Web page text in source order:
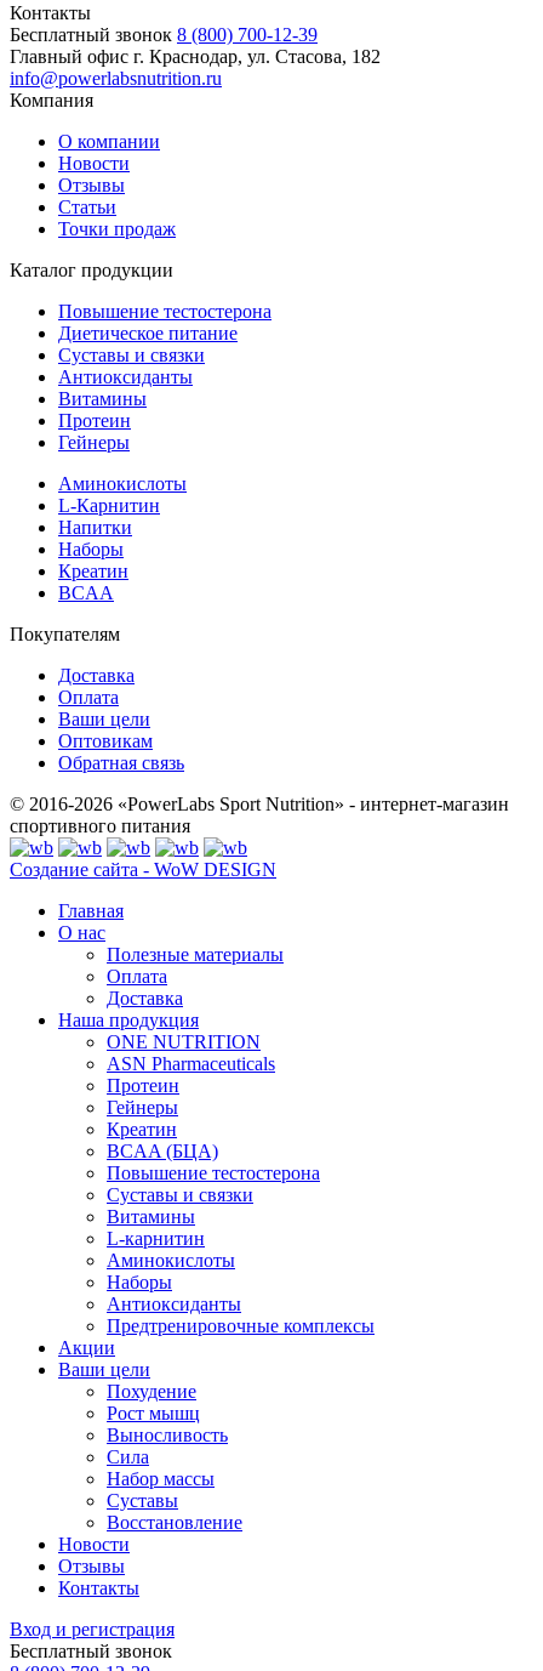
Контакты
Бесплатный звонок 8 (800) 700-12-39
Главный офис г. Краснодар, ул. Стасова, 182
info@powerlabsnutrition.ru
Компания
О компании
Новости
Отзывы
Статьи
Точки продаж
Каталог продукции
Повышение тестостерона
Диетическое питание
Суставы и связки
Антиоксиданты
Витамины
Протеин
Гейнеры
Аминокислоты
L-Карнитин
Напитки
Наборы
Креатин
BCAA
Покупателям
Доставка
Оплата
Ваши цели
Оптовикам
Обратная связь
© 2016-2026 «PowerLabs Sport Nutrition» - интернет-магазин
спортивного питания
Создание сайта - WoW DESIGN
Главная
О нас
Полезные материалы
Оплата
Доставка
Наша продукция
ONE NUTRITION
ASN Pharmaceuticals
Протеин
Гейнеры
Креатин
BCAA (БЦА)
Повышение тестостерона
Суставы и связки
Витамины
L-карнитин
Аминокислоты
Наборы
Антиоксиданты
Предтренировочные комплексы
Акции
Ваши цели
Похудение
Рост мышц
Выносливость
Сила
Набор массы
Суставы
Восстановление
Новости
Отзывы
Контакты
Вход и регистрация
Бесплатный звонок